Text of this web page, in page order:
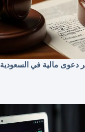
دعوى مالية في السعودية